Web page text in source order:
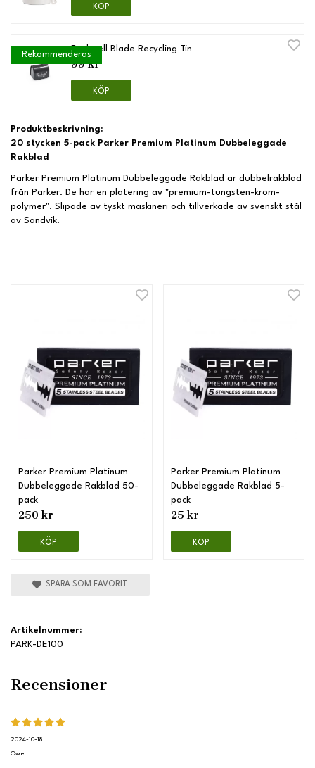
KÖP
Rekommenderas
Rockwell Blade Recycling Tin
99 kr
KÖP
Produktbeskrivning:
20 stycken 5-pack Parker Premium Platinum Dubbeleggade
Rakblad
Parker Premium Platinum Dubbeleggade Rakblad är dubbelrakblad
från Parker. De har en platering av "premium-tungsten-krom-
polymer". Slipade av tyskt maskineri och tillverkade av svenskt stål
av Sandvik.
Parker Premium Platinum
Dubbeleggade Rakblad 50-
pack
250 kr
KÖP
Parker Premium Platinum
Dubbeleggade Rakblad 5-
pack
25 kr
KÖP
SPARA SOM FAVORIT
Artikelnummer:
PARK-DE100
Recensioner
2024-10-18
Owe